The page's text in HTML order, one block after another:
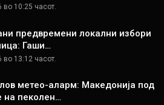
во 10:25 часот.
предвремени локални избори
Гаши…
во 13:12 часот.
метео-аларм: Македонија под
на пеколен…